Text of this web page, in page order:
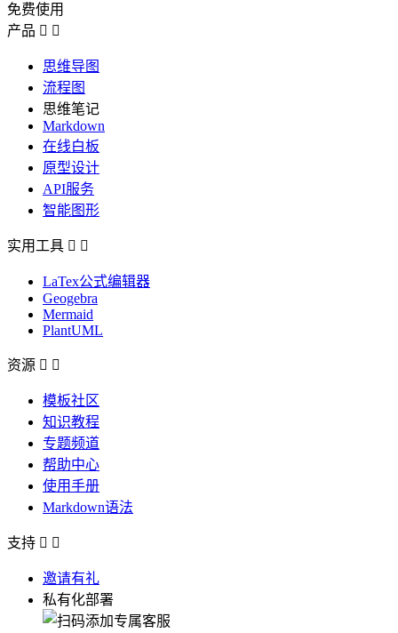
免费使用
产品  
思维导图
流程图
思维笔记
Markdown
在线白板
原型设计
API服务
智能图形
实用工具  
LaTex公式编辑器
Geogebra
Mermaid
PlantUML
资源  
模板社区
知识教程
专题频道
帮助中心
使用手册
Markdown语法
支持  
邀请有礼
私有化部署